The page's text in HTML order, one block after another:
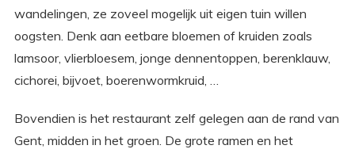
wandelingen, ze zoveel mogelijk uit eigen tuin willen
oogsten. Denk aan eetbare bloemen of kruiden zoals
lamsoor, vlierbloesem, jonge dennentoppen, berenklauw,
cichorei, bijvoet, boerenwormkruid, …
Bovendien is het restaurant zelf gelegen aan de rand van
Gent, midden in het groen. De grote ramen en het